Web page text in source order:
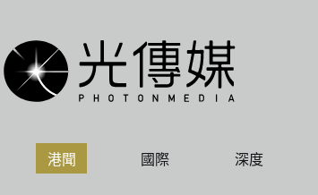
主
要
內
港聞 國際 深度